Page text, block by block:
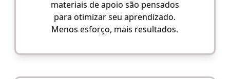
materiais de apoio são pensados
para otimizar seu aprendizado.
Menos esforço, mais resultados.